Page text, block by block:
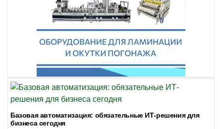
Базовая автоматизация: обязательные ИТ-решения для
бизнеса сегодня